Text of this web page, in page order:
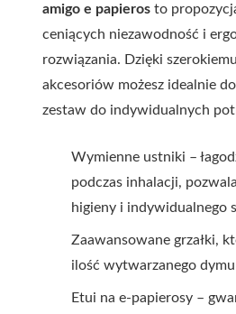
amigo e papieros to
ceniących niezawodność i
rozwiązania. Dzięki
akcesoriów możesz idealnie
zestaw do indywidualnych
Wymienne ustniki –
podczas inhalacji,
higieny i indywidualnego
Zaawansowane grzałki,
ilość wytwarzanego dymu
Etui na e-papierosy –